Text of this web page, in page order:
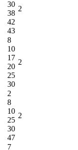
30
38
42
43
2
8
10
17
20
25
30
2
2
8
10
25
30
47
2
7